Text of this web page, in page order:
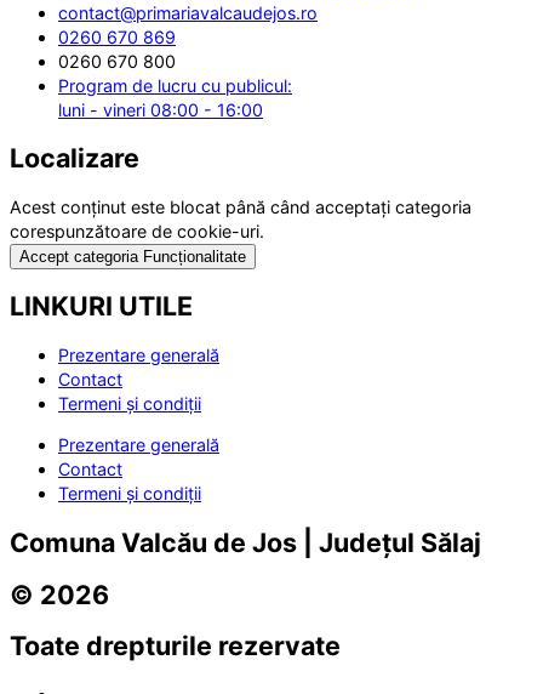
contact@primariavalcaudejos.ro
0260 670 869
0260 670 800
Program de lucru cu publicul:
luni - vineri 08:00 - 16:00
Localizare
Acest conținut este blocat până când acceptați categoria
corespunzătoare de cookie-uri.
Accept categoria Funcționalitate
LINKURI UTILE
Prezentare generală
Contact
Termeni și condiții
Prezentare generală
Contact
Termeni și condiții
Comuna Valcău de Jos | Județul Sălaj
© 2026
Toate drepturile rezervate